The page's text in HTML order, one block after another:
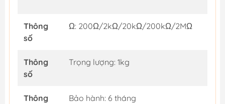
Thông
số
Ω: 200Ω/2kΩ/20kΩ/200kΩ/2MΩ
Thông
số
Trọng lượng: 1kg
Thông
Bảo hành: 6 tháng